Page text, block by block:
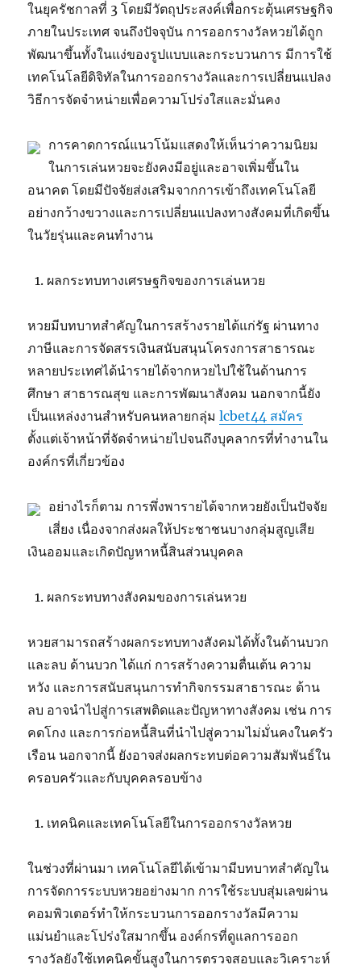
ในยุครัชกาลที่ 3 โดยมีวัตถุประสงค์เพื่อกระตุ้นเศรษฐกิจ
ภายในประเทศ จนถึงปัจจุบัน การออกรางวัลหวยได้ถูก
พัฒนาขึ้นทั้งในแง่ของรูปแบบและกระบวนการ มีการใช้
เทคโนโลยีดิจิทัลในการออกรางวัลและการเปลี่ยนแปลง
วิธีการจัดจำหน่ายเพื่อความโปร่งใสและมั่นคง
การคาดการณ์แนวโน้มแสดงให้เห็นว่าความนิยม
ในการเล่นหวยจะยังคงมีอยู่และอาจเพิ่มขึ้นใน
อนาคต โดยมีปัจจัยส่งเสริมจากการเข้าถึงเทคโนโลยี
อย่างกว้างขวางและการเปลี่ยนแปลงทางสังคมที่เกิดขึ้น
ในวัยรุ่นและคนทำงาน
ผลกระทบทางเศรษฐกิจของการเล่นหวย
หวยมีบทบาทสำคัญในการสร้างรายได้แก่รัฐ ผ่านทาง
ภาษีและการจัดสรรเงินสนับสนุนโครงการสาธารณะ
หลายประเทศได้นำรายได้จากหวยไปใช้ในด้านการ
ศึกษา สาธารณสุข และการพัฒนาสังคม นอกจากนี้ยัง
เป็นแหล่งงานสำหรับคนหลายกลุ่มlcbet44 สมัคร
ตั้งแต่เจ้าหน้าที่จัดจำหน่ายไปจนถึงบุคลากรที่ทำงานใน
องค์กรที่เกี่ยวข้อง
อย่างไรก็ตาม การพึ่งพารายได้จากหวยยังเป็นปัจจัย
เสี่ยง เนื่องจากส่งผลให้ประชาชนบางกลุ่มสูญเสีย
เงินออมและเกิดปัญหาหนี้สินส่วนบุคคล
ผลกระทบทางสังคมของการเล่นหวย
หวยสามารถสร้างผลกระทบทางสังคมได้ทั้งในด้านบวก
และลบ ด้านบวก ได้แก่ การสร้างความตื่นเต้น ความ
หวัง และการสนับสนุนการทำกิจกรรมสาธารณะ ด้าน
ลบ อาจนำไปสู่การเสพติดและปัญหาทางสังคม เช่น การ
คดโกง และการก่อหนี้สินที่นำไปสู่ความไม่มั่นคงในครัว
เรือน นอกจากนี้ ยังอาจส่งผลกระทบต่อความสัมพันธ์ใน
ครอบครัวและกับบุคคลรอบข้าง
เทคนิคและเทคโนโลยีในการออกรางวัลหวย
ในช่วงที่ผ่านมา เทคโนโลยีได้เข้ามามีบทบาทสำคัญใน
การจัดการระบบหวยอย่างมาก การใช้ระบบสุ่มเลขผ่าน
คอมพิวเตอร์ทำให้กระบวนการออกรางวัลมีความ
แม่นยำและโปร่งใสมากขึ้น องค์กรที่ดูแลการออก
รางวัลยังใช้เทคนิคขั้นสูงในการตรวจสอบและวิเคราะห์